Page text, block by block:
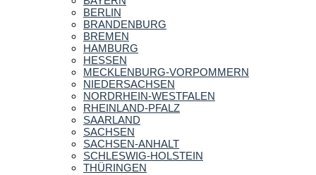
BERLIN
BRANDENBURG
BREMEN
HAMBURG
HESSEN
MECKLENBURG-VORPOMMERN
NIEDERSACHSEN
NORDRHEIN-WESTFALEN
RHEINLAND-PFALZ
SAARLAND
SACHSEN
SACHSEN-ANHALT
SCHLESWIG-HOLSTEIN
THÜRINGEN